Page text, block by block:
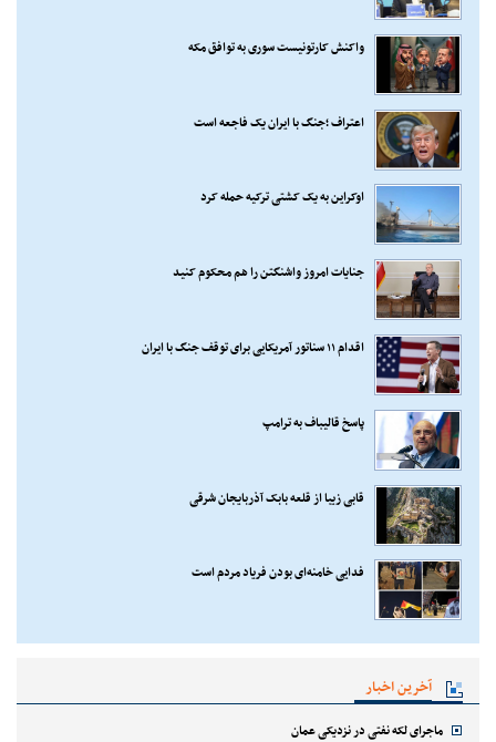
واکنش کارتونیست سوری به توافق مکه
اعتراف ؛جنگ با ایران یک فاجعه است
اوکراین به یک کشتی ترکیه حمله کرد
جنایات امروز واشنگتن را هم محکوم کنید
اقدام ۱۱ سناتور آمریکایی برای توقف جنگ با ایران
پاسخ قالیباف به ترامپ
قابی زیبا از قلعه بابک آذربایجان شرقی
فدایی خامنه‌ای بودن فریاد مردم است
آخرین اخبار
ماجرای لکه نفتی در نزدیکی عمان